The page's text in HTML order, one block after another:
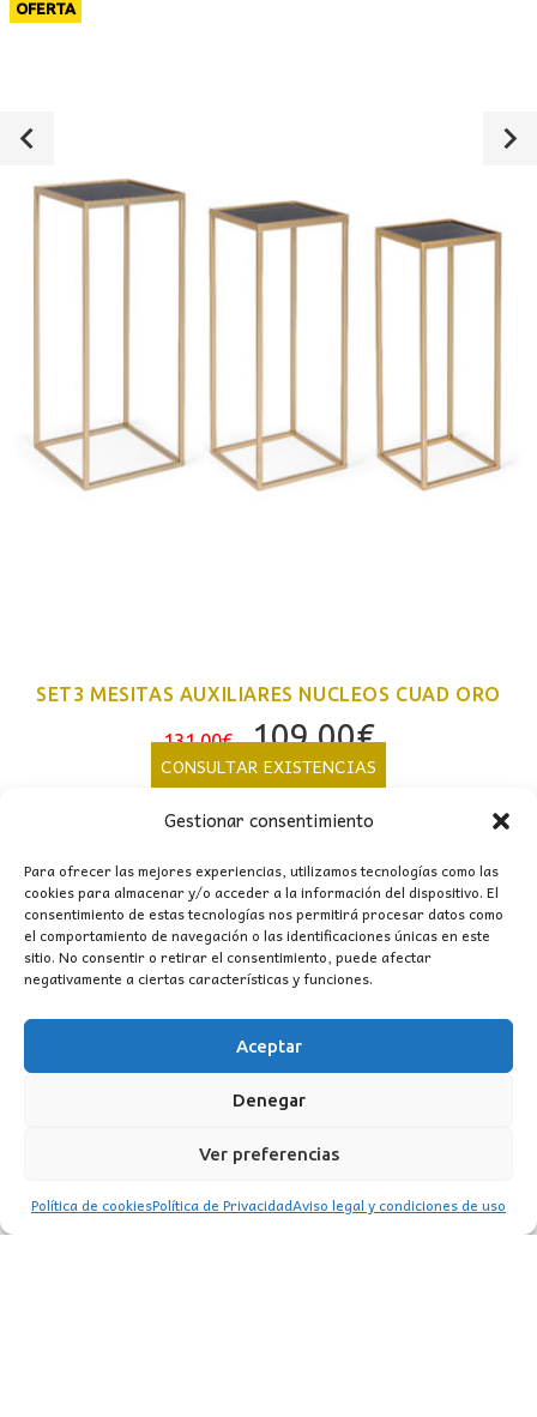
Gestionar consentimiento
Para ofrecer las mejores experiencias, utilizamos tecnologías como las
cookies para almacenar y/o acceder a la información del dispositivo. El
consentimiento de estas tecnologías nos permitirá procesar datos como
el comportamiento de navegación o las identificaciones únicas en este
sitio. No consentir o retirar el consentimiento, puede afectar
negativamente a ciertas características y funciones.
Aceptar
Denegar
Ver preferencias
Política de cookiesPolítica de PrivacidadAviso legal y condiciones de uso
OFERTA
SET3 MESITAS AUXILIARES NUCLEOS CUAD ORO
131,00€
El
precio
era:
131,00€.
109,00€El
precio
109,00€.
CONSULTAR EXISTENCIAS
WhatsApp
TikTok
Instagram